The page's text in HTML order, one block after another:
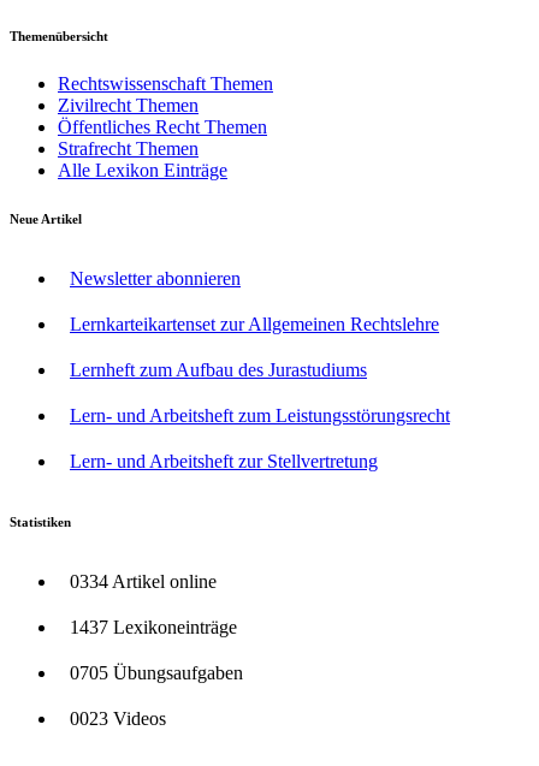
Themenübersicht
Rechtswissenschaft Themen
Zivilrecht Themen
Öffentliches Recht Themen
Strafrecht Themen
Alle Lexikon Einträge
Neue Artikel
Newsletter abonnieren
Lernkarteikartenset zur Allgemeinen Rechtslehre
Lernheft zum Aufbau des Jurastudiums
Lern- und Arbeitsheft zum Leistungsstörungsrecht
Lern- und Arbeitsheft zur Stellvertretung
Statistiken
0334 Artikel online
1437 Lexikoneinträge
0705 Übungsaufgaben
0023 Videos